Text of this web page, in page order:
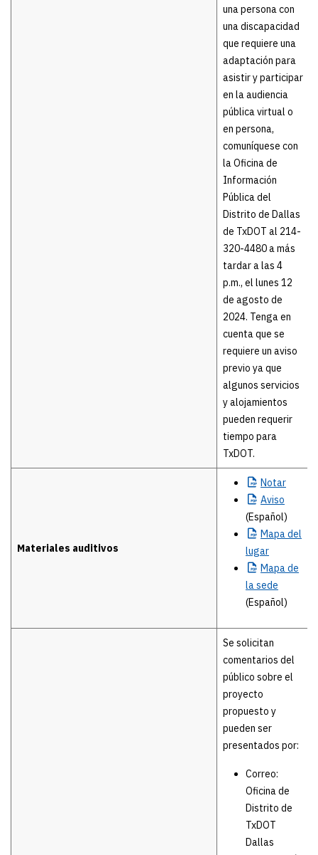
una persona con
una discapacidad
que requiere una
adaptación para
asistir y participar
en la audiencia
pública virtual o
en persona,
comuníquese con
la Oficina de
Información
Pública del
Distrito de Dallas
de TxDOT al 214-
320-4480 a más
tardar a las 4
p.m., el lunes 12
de agosto de
2024. Tenga en
cuenta que se
requiere un aviso
previo ya que
algunos servicios
y alojamientos
pueden requerir
tiempo para
TxDOT.
Materiales auditivos
Notar
Aviso
(Español)
Mapadel
lugar
Mapade
la sede
(Español)
Se solicitan
comentarios del
público sobre el
proyecto
propuesto y
pueden ser
presentados por:
Correo:
Oficina de
Distrito de
TxDOT
Dallas